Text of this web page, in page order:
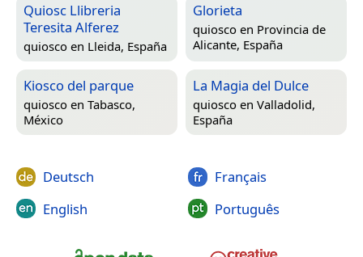
Quiosc Llibreria
Teresita Alferez
quiosco en Lleida, España
Glorieta
quiosco en Provincia de
Alicante, España
Kiosco del parque
quiosco en Tabasco,
México
La Magia del Dulce
quiosco en Valladolid,
España
Deutsch
English
Français
Português